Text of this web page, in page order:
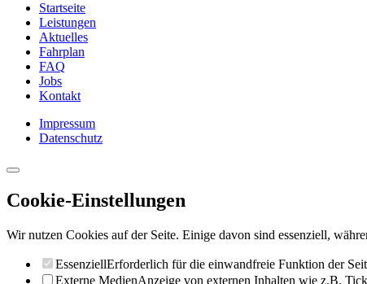
Startseite
Leistungen
Aktuelles
Fahrplan
FAQ
Jobs
Kontakt
Impressum
Datenschutz
Cookie-Einstellungen
Wir nutzen Cookies auf der Seite. Einige davon sind essenziell,
EssenziellErforderlich für die einwandfreie Funktion der
Externe MedienAnzeige von externen Inhalten wie z.B.